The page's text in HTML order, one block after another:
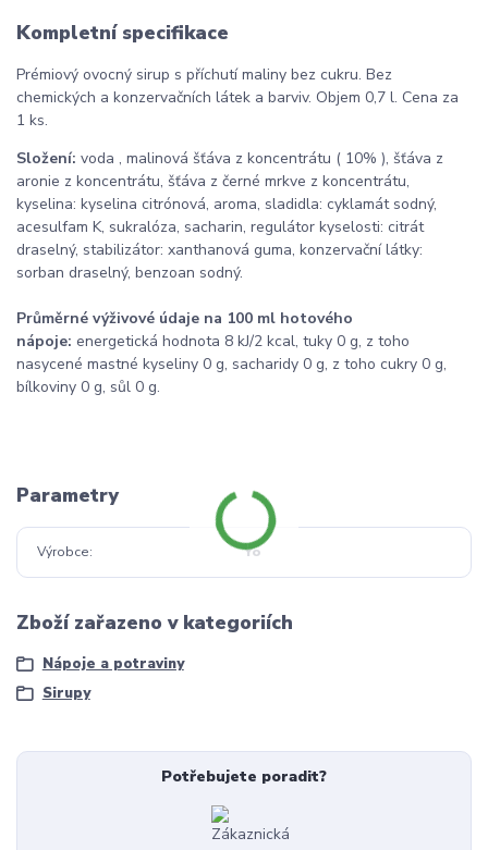
Kompletní specifikace
Prémiový ovocný sirup s příchutí maliny bez cukru. Bez
chemických a konzervačních látek a barviv. Objem 0,7 l. Cena za
1 ks.
Složení: voda , malinová šťáva z koncentrátu ( 10% ), šťáva z
aronie z koncentrátu, šťáva z černé mrkve z koncentrátu,
kyselina: kyselina citrónová, aroma, sladidla: cyklamát sodný,
acesulfam K, sukralóza, sacharin, regulátor kyselosti: citrát
draselný, stabilizátor: xanthanová guma, konzervační látky:
sorban draselný, benzoan sodný.
Průměrné výživové údaje na 100 ml hotového
nápoje: energetická hodnota 8 kJ/2 kcal, tuky 0 g, z toho
nasycené mastné kyseliny 0 g, sacharidy 0 g, z toho cukry 0 g,
bílkoviny 0 g, sůl 0 g.
Parametry
Výrobce Yo
Zboží zařazeno v kategoriích
Nápoje a potraviny
Sirupy
Potřebujete poradit?